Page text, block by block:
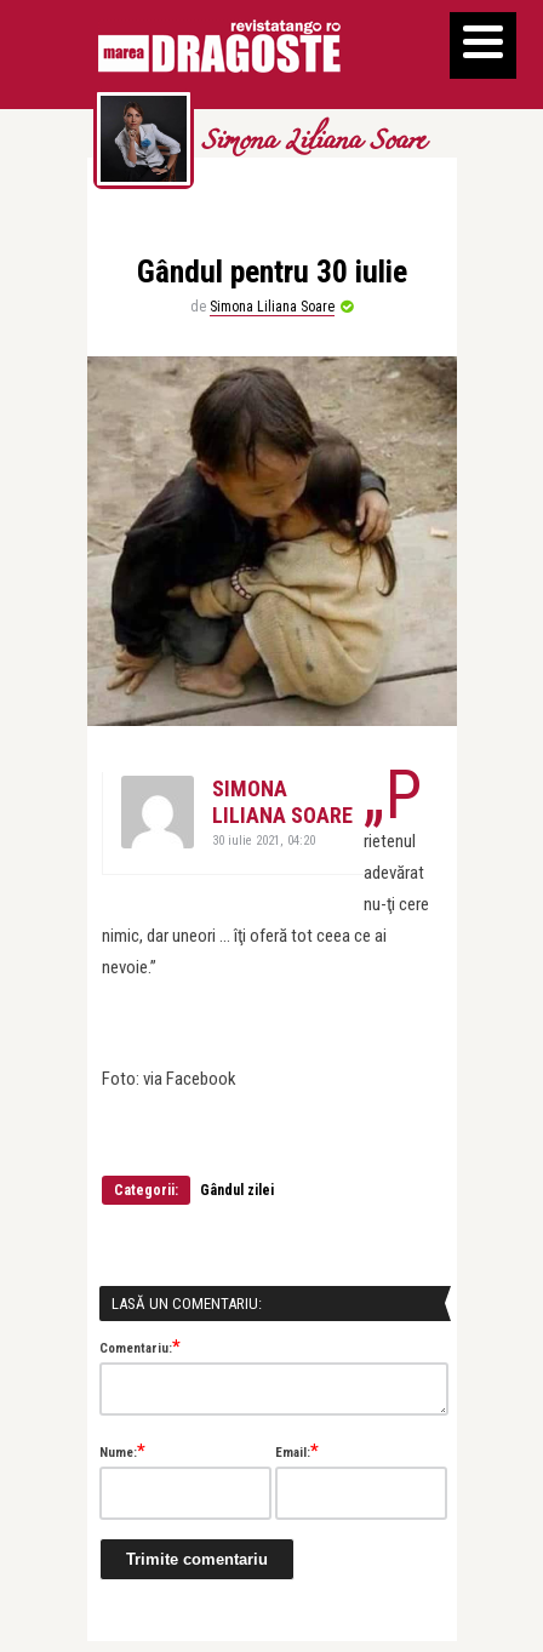
Simona Liliana Soare
Gândul pentru 30 iulie
de Simona Liliana Soare
SIMONA
LILIANA SOARE
30 iulie 2021, 04:20
„P
rietenul
adevărat
nu-ţi cere
nimic, dar uneori … îţi oferă tot ceea ce ai
nevoie.”
Foto: via Facebook
Categorii: Gândul zilei
LASĂ UN COMENTARIU:
Comentariu:*
Nume:* Email:*